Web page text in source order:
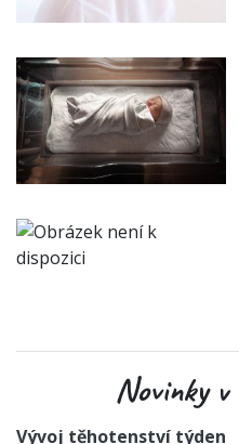
Novinky
Vývoj těhotenství týden